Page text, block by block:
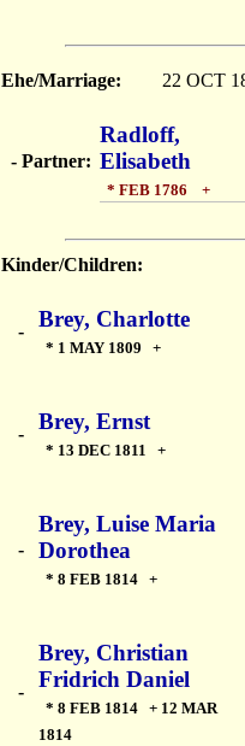
Ehe/Marriage: 22 OCT
- Partner:
Radloff,
Elisabeth
* FEB 1786 +
Kinder/Children:
- Brey, Charlotte
* 1 MAY 1809 +
- Brey, Ernst
* 13 DEC 1811 +
-
Brey, Luise Maria
Dorothea
* 8 FEB 1814 +
-
Brey, Christian
Fridrich Daniel
* 8 FEB 1814 + 12 MAR
1814